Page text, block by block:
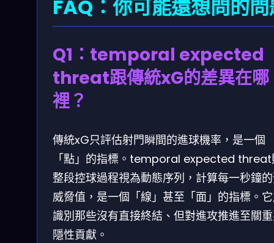
FAQ：你可能還想問的
Q1：temporal expected
threat跟傳統xG的差異在哪
裡？
傳統xG只評估射門瞬間的進球機率，是一個
「點」的指標。temporal expected threat
整段控球過程視為動態序列，計算每一秒鐘
威脅值，是一個「線」甚至「面」的指標。
識別那些沒有直接終結、但對進攻推進至關
隱性貢獻。